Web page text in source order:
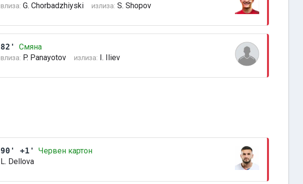
влиза: G. Chorbadzhiyski излиза: S. Shopov
82' Смяна
влиза: P. Panayotov излиза: I. Iliev
90' +1'
Червен картон
L. Dellova